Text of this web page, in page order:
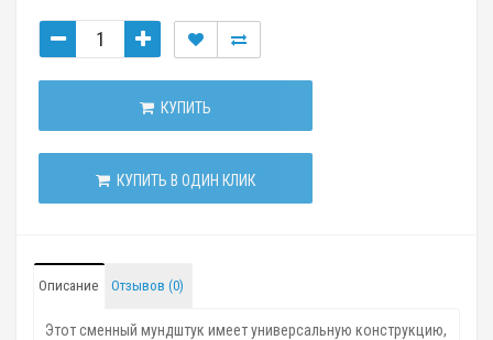
КУПИТЬ
КУПИТЬ В ОДИН КЛИК
Описание Отзывов (0)
Этот сменный мундштук имеет универсальную конструкцию,